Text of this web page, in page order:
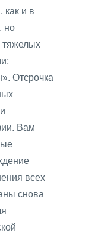
как и в
но
тяжелых
Отсрочка
Вам
всех
снова